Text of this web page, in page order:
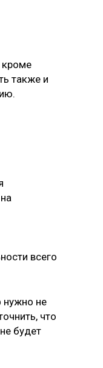
кроме
также и
всего
нужно не
что
будет